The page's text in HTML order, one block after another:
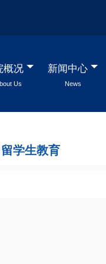
概况
Us
新闻中心
News
留学生教育